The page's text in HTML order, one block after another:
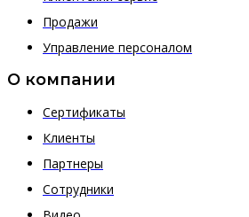
Продажи
Управление персоналом
О компании
Сертификаты
Клиенты
Партнеры
Сотрудники